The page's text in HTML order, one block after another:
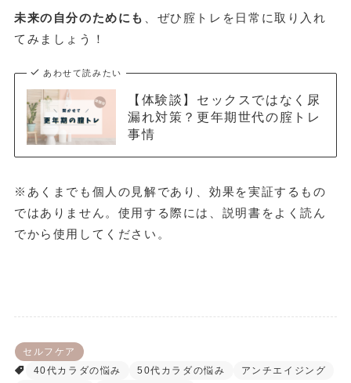
未来の自分のためにも
、ぜひ腟トレを日常に取り入れ
てみましょう！
あわせて読みたい
【体験談】セックスではなく尿
漏れ対策？更年期世代の腟トレ
事情
※あくまでも個人の見解であり、効果を実証するもの
ではありません。使用する際には、説明書をよく読ん
でから使用してください。
セルフケア
40代カラダの悩み
50代カラダの悩み
アンチエイジング